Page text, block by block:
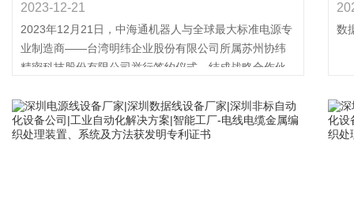
2023-12-21
2023年12月21日，中海通机器人与全球最大标准电源专
业制造商——台湾明纬企业股份有限公司所属苏州协纬
精密科技股份有限公司举行签约仪式，结成战略合作伙
数